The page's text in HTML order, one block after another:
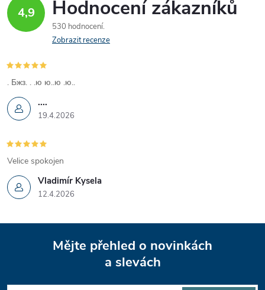
4,9 Hodnocení zákazníků
530 hodnocení
Zobrazit recenze
....
19.4.2026
. Бжз. . .ю ю..ю .ю..
Vladimír Kysela
12.4.2026
Velice spokojen
Mějte přehled o novinkách
a slevách